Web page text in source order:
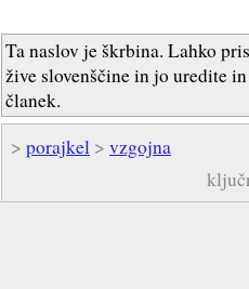
Ta naslov je škrbina. Lahko
žive slovenščine in jo uredite
članek.
> porajkel > vzgojna